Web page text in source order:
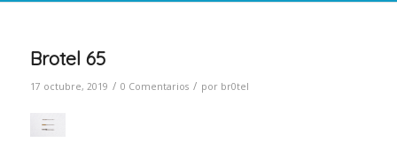
Brotel 65
17 octubre, 2019 / 0 Comentarios / por br0tel